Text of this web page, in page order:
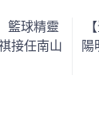
er l
at
籃球精靈
接任南山
陽